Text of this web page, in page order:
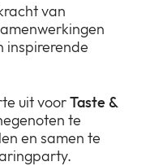
sub
van
inspirerende
uit voorTaste &
te
en samen te